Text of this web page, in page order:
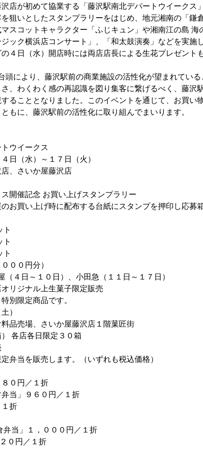
店が初めて協業する「藤沢駅南北デパートウイークス
狙いとしたスタンプラリーをはじめ、地元湘南の「鎌
スコットキャラクター「ふじキュン」や湘南江の島 海
ック横浜店コンサート」、「和太鼓演奏」などを実施
４日（水）開店時には両店店長による生花プレゼント
頭により、藤沢駅前の商業施設の活性化が望まれている
、わくわく感の再認識を図り集客に繋げるべく、藤沢
ることとなりました。このイベントを通じて、お買い
もに、藤沢駅前の活性化に取り組んでまいります。
ウイークス
（水）～１７日（火）
さいか屋藤沢店
開催記念 お買い上げスタンプラリー
お買い上げ時に配布する台紙にスタンプを押印し応募
ト
００円分）
４日～１０日）、小田急（１１日～１７日）
リジナル上生菓子限定販売
別限定商品です。
）
品売場、さいか屋藤沢店１階菓匠街
各店各日限定３０箱
弁当を販売します。（いずれも税込価格）
０円／１折
当」９６０円／１折
折
当」１，０００円／１折
０円／１折